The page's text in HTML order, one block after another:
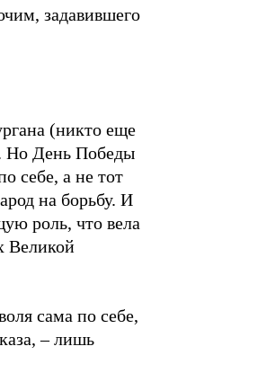
задавившего
(никто еще
Но День Победы
себе, а не тот
на борьбу. И
роль, что вела
Великой
сама по себе,
– лишь